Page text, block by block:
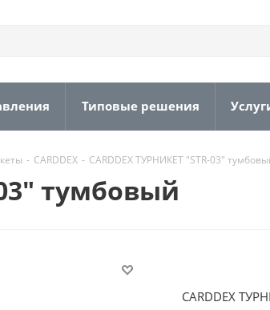
Типовые решения
- CARDDEX - CARDDEX ТУРНИКЕТ "STR-03"
тумбовый
CARDDEX